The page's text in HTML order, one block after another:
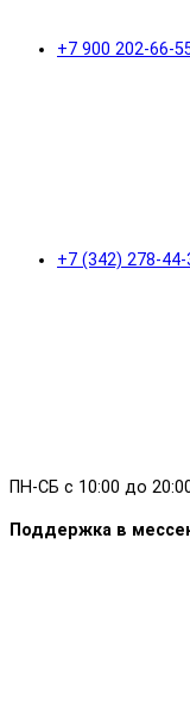
+7 900 202-66-
+7 (342) 278-
ПН-СБ с 10:00 до
Поддержка в